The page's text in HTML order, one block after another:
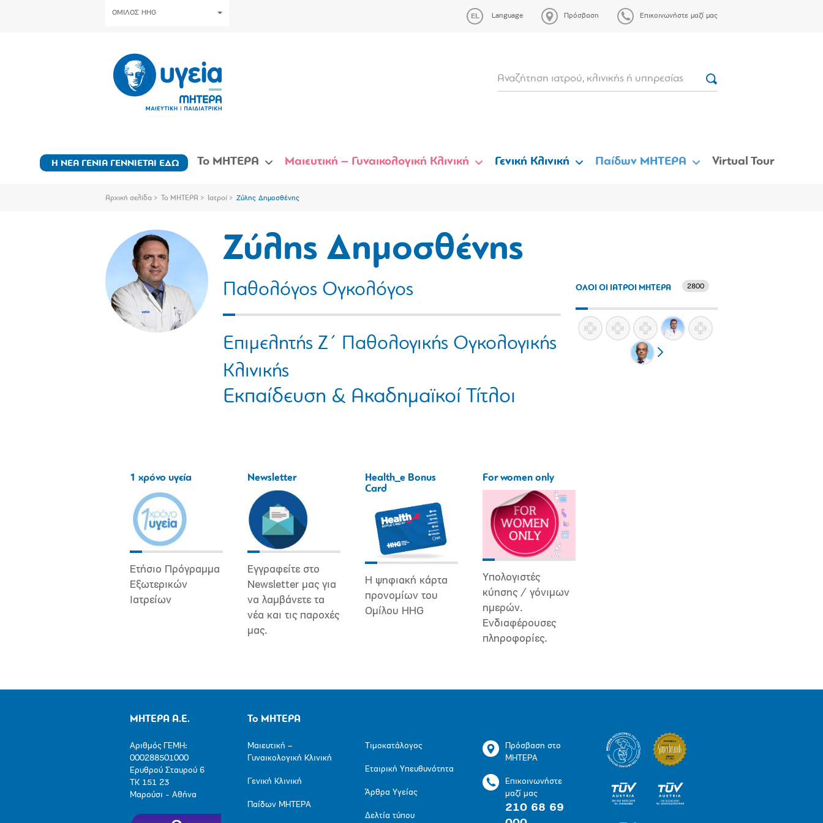
ΟΜΙΛΟΣ HHG Language Πρόσβαση Επικοινωνήστε μαζί μας
Η ΝΕΑ ΓΕΝΙΑ ΓΕΝΝΙΕΤΑΙ ΕΔΩ Το ΜΗΤΕΡΑ Μαιευτική – Γυναικολογική Κλινική Γενική Κλινική Παίδων ΜΗΤΕΡΑ Virtual Tour
Αρχική σελίδα Το ΜΗΤΕΡΑ Ιατροί Ζύλης Δημοσθένης
Ζύλης Δημοσθένης
Παθολόγος Ογκολόγος
Επιμελητής Ζ΄ Παθολογικής Ογκολογικής
Κλινικής
Εκπαίδευση & Ακαδημαϊκοί Τίτλοι
ΟΛΟΙ ΟΙ ΙΑΤΡΟΙ ΜΗΤΕΡΑ 2800
1 χρόνο υγεία
Ετήσιο Πρόγραμμα
Εξωτερικών
Ιατρείων
Newsletter
Εγγραφείτε στο
Newsletter μας για
να λαμβάνετε τα
νέα και τις παροχές
μας.
Health_e Bonus
Card
Η ψηφιακή κάρτα
προνομίων του
Ομίλου HHG
For women only
Υπολογιστές
κύησης / γόνιμων
ημερών.
Ενδιαφέρουσες
πληροφορίες.
ΜΗΤΕΡΑ Α.Ε.
Αριθμός ΓΕΜΗ:
000288501000
Ερυθρού Σταυρού 6
ΤΚ 151 23
Μαρούσι - Αθήνα
Το ΜΗΤΕΡΑ
Μαιευτική –
Γυναικολογική Κλινική
Γενική Κλινική
Παίδων ΜΗΤΕΡΑ
Τιμοκατάλογος
Εταιρική Υπευθυνότητα
Άρθρα Υγείας
Δελτία τύπου
Πρόσβαση στο
ΜΗΤΕΡΑ
Επικοινωνήστε
μαζί μας
210 68 69